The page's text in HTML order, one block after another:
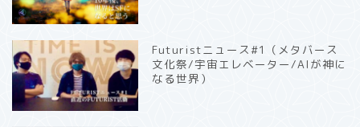
Futuristニュース#1（メタバース
文化祭/宇宙エレベーター/AIが神に
なる世界）